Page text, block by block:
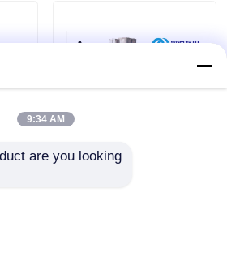
Τεχνική γραμμή
9:34 AM
are you looking